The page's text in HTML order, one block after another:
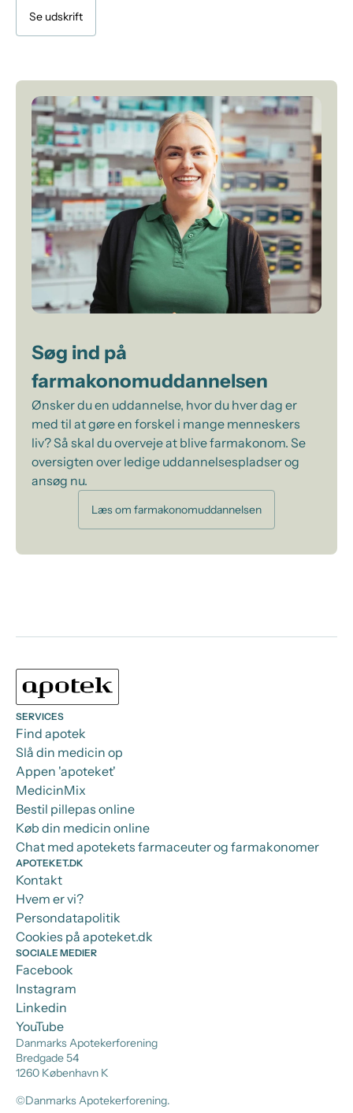
Se udskrift
Søg ind på
farmakonomuddannelsen
Ønsker du en uddannelse, hvor du hver dag er
med til at gøre en forskel i mange menneskers
liv? Så skal du overveje at blive farmakonom. Se
oversigten over ledige uddannelsespladser og
ansøg nu.
Læs om farmakonomuddannelsen
Danmarks Apotekerforening
Bredgade 54
1260 København K
©Danmarks Apotekerforening.
SERVICES
Find apotek
Slå din medicin op
Appen 'apoteket'
MedicinMix
Bestil pillepas online
Køb din medicin online
Chat med apotekets farmaceuter og farmakonomer
APOTEKET.DK
Kontakt
Hvem er vi?
Persondatapolitik
Cookies på apoteket.dk
SOCIALE MEDIER
Facebook
Instagram
Linkedin
YouTube